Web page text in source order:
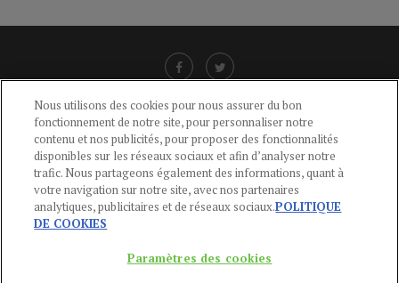
LIENS UTILES
CGU-POLITIQUE DE CONFIDENTIALITÉ -POLITIQUE DES COOKIES
MENTIONS LÉGALES -AIDE
CONTACT
Du Lundi au Vendredi, 9h-13h et 14h-17h
Nous utilisons des cookies pour nous assurer du bon
fonctionnement de notre site, pour personnaliser notre
contenu et nos publicités, pour proposer des fonctionnalités
disponibles sur les réseaux sociaux et afin d’analyser notre
trafic. Nous partageons également des informations, quant à
votre navigation sur notre site, avec nos partenaires
analytiques, publicitaires et de réseaux sociaux.POLITIQUE
DE COOKIES
Paramètres des cookies